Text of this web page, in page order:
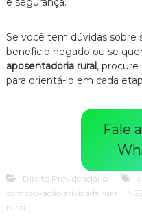
Se você tem dúvidas sobre
benefício negado ou se
aposentadoria rural, procure
para orientá-lo em cada
Fale
Direito Previdenciário
comprovação atividade rural,
rural